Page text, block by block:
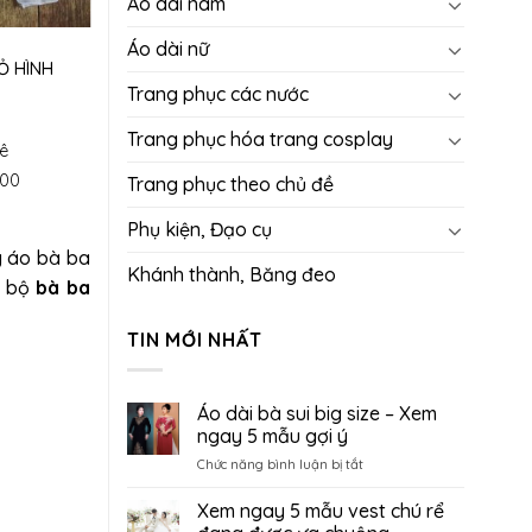
HÌNH
áo bà ba
bộ bà ba
Áo dài nữ
Trang phục các nước
Trang phục hóa trang cosplay
Trang phục theo chủ đề
Phụ kiện, Đạo cụ
Khánh thành, Băng đeo
TIN MỚI NHẤT
Áo dài bà sui big size – Xem
ngay 5 mẫu gợi ý
Chức năng bình luận bị tắtở
dài
bà
Xem ngay 5 mẫu vest chú rể